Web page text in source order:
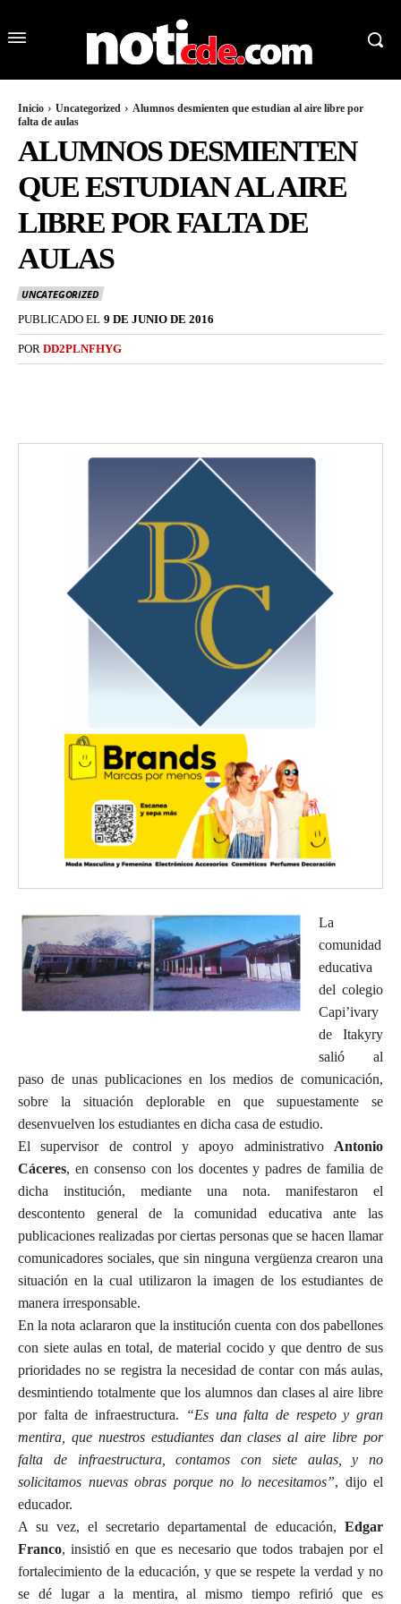
Inicio Uncategorized
Alumnos desmienten que estudian al aire libre por
falta de aulas
ALUMNOS DESMIENTEN
QUE ESTUDIAN AL AIRE
LIBRE POR FALTA DE
AULAS
UNCATEGORIZED
PUBLICADO EL 9 DE JUNIO DE 2016
POR DD2PLNFHYG
La
comunidad
educativa
del colegio
Capi’ivary
de Itakyry
salió al
paso de unas publicaciones en los medios de comunicación,
sobre la situación deplorable en que supuestamente se
desenvuelven los estudiantes en dicha casa de estudio.
El supervisor de control y apoyo administrativo Antonio
Cáceres, en consenso con los docentes y padres de familia de
dicha institución, mediante una nota. manifestaron el
descontento general de la comunidad educativa ante las
publicaciones realizadas por ciertas personas que se hacen llamar
comunicadores sociales, que sin ninguna vergüenza crearon una
situación en la cual utilizaron la imagen de los estudiantes de
manera irresponsable.
En la nota aclararon que la institución cuenta con dos pabellones
con siete aulas en total, de material cocido y que dentro de sus
prioridades no se registra la necesidad de contar con más aulas,
desmintiendo totalmente que los alumnos dan clases al aire libre
por falta de infraestructura. “Es una falta de respeto y gran
mentira, que nuestros estudiantes dan clases al aire libre por
falta de infraestructura, contamos con siete aulas, y no
solicitamos nuevas obras porque no lo necesitamos”, dijo el
educador.
A su vez, el secretario departamental de educación, Edgar
Franco, insistió en que es necesario que todos trabajen por el
fortalecimiento de la educación, y que se respete la verdad y no
se dé lugar a la mentira, al mismo tiempo refirió que es